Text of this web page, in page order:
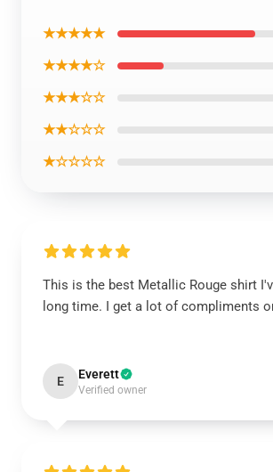
★★★★★
★★★★☆
★★★☆☆
★★☆☆☆
★☆☆☆☆
This is the best Metallic Rouge shirt
long time. I get a lot of compliments
E Everett
Verified owner